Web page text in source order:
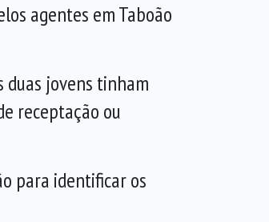
agentes em Taboão
duas jovens tinham
receptação ou
para identificar os